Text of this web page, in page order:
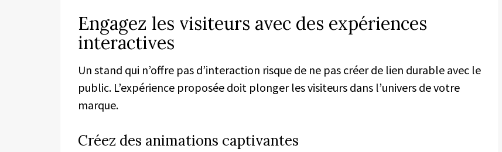
Engagez les visiteurs avec des expériences
interactives
Un stand qui n’offre pas d’interaction risque de ne pas créer de lien durable avec le
public. L’expérience proposée doit plonger les visiteurs dans l’univers de votre
marque.
Créez des animations captivantes